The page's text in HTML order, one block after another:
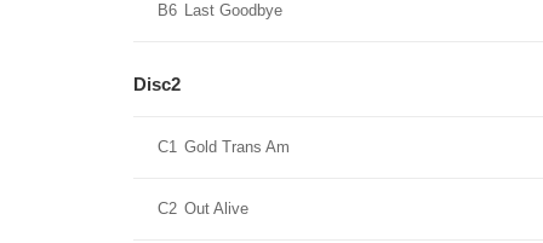
B6 Last Goodbye
Disc2
C1 Gold Trans Am
C2 Out Alive